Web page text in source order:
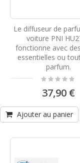
Le diffuseur de
voiture PNI
fonctionne avec
essentielles ou
parfum.
Rating:
0%
37,90 €
Ajouter au panier